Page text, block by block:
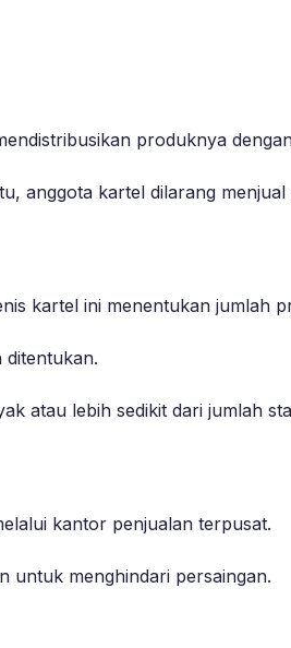
produknya
anggota kartel dilarang
kartel ini menentukan jumlah
ditentukan.
atau lebih sedikit dari jumlah
kantor penjualan terpusat.
untuk menghindari persaingan.